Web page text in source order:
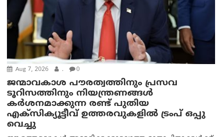
Aug 7, 2026 . 0
ജന്മാവകാശ പൗരത്വത്തിനും പ്രസവ
ടൂറിസത്തിനും നിയന്ത്രണങ്ങൾ
കർശനമാക്കുന്ന രണ്ട് പുതിയ
എക്സിക്യൂട്ടീവ് ഉത്തരവുകളിൽ ട്രംപ് ഒപ്പു
വെച്ചു